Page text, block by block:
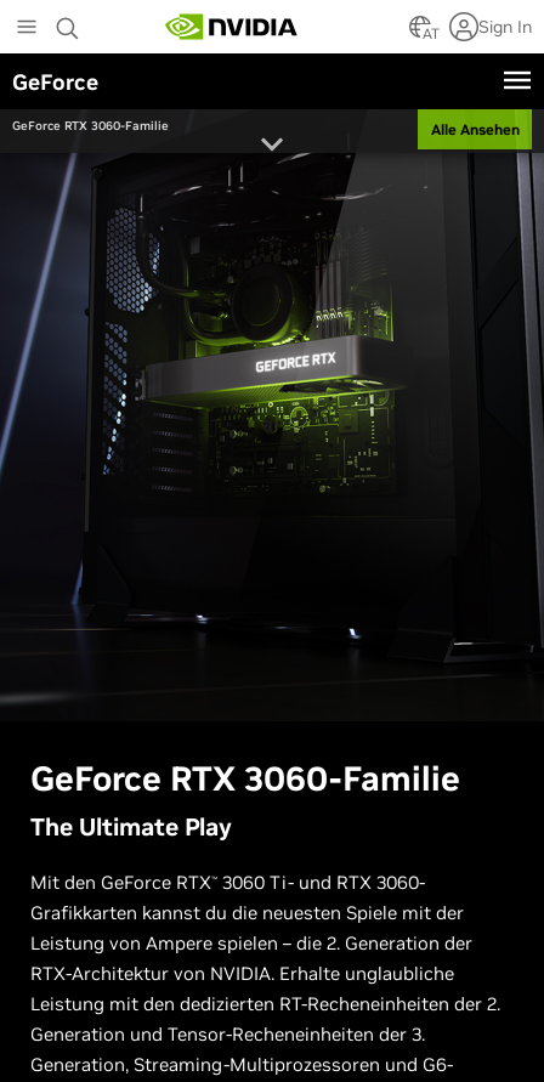
to
main
content
AT Sign In
GeForce
GeForce RTX 3060-Familie Alle Ansehen
GeForce RTX 3060-Familie
The Ultimate Play
Mit den GeForce RTX™ 3060 Ti- und RTX 3060-
Grafikkarten kannst du die neuesten Spiele mit der
Leistung von Ampere spielen – die 2. Generation der
RTX-Architektur von NVIDIA. Erhalte unglaubliche
Leistung mit den dedizierten RT-Recheneinheiten der 2.
Generation und Tensor-Recheneinheiten der 3.
Generation, Streaming-Multiprozessoren und G6-